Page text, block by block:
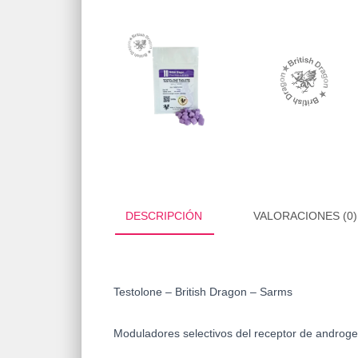
DESCRIPCIÓN VALORACIONES (0)
Testolone – British Dragon – Sarms
Moduladores selectivos del receptor de